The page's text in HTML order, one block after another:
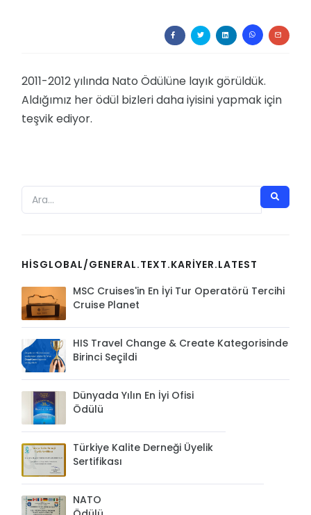
2011-2012 yılında Nato Ödülüne layık görüldük.
Aldığımız her ödül bizleri daha iyisini yapmak için
teşvik ediyor.
HISGLOBAL/GENERAL.TEXT.KARIYER.LATEST
MSC Cruises'in En İyi Tur Operatörü Tercihi
Cruise Planet
HIS Travel Change & Create Kategorisinde
Birinci Seçildi
Dünyada Yılın En İyi Ofisi
Ödülü
Türkiye Kalite Derneği Üyelik
Sertifikası
NATO